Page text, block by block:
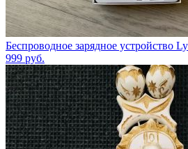
Беспроводное зарядное устройство
999 руб.